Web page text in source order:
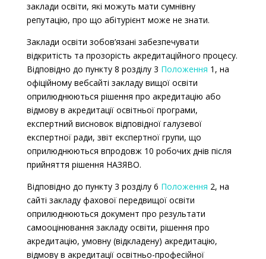
заклади освіти, які можуть мати сумнівну
репутацію, про що абітурієнт може не знати.
Заклади освіти зобов’язані забезпечувати
відкритість та прозорість акредитаційного процесу.
Відповідно до пункту 8 розділу 3 Положення 1, на
офіційному вебсайті закладу вищої освіти
оприлюднюються рішення про акредитацію або
відмову в акредитації освітньої програми,
експертний висновок відповідної галузевої
експертної ради, звіт експертної групи, що
оприлюднюються впродовж 10 робочих днів після
прийняття рішення НАЗЯВО.
Відповідно до пункту 3 розділу 6 Положення 2, на
сайті закладу фахової передвищої освіти
оприлюднюються документ про результати
самооцінювання закладу освіти, рішення про
акредитацію, умовну (відкладену) акредитацію,
відмову в акредитації освітньо-професійної